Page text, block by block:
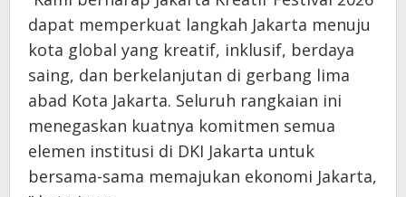
dapat memperkuat langkah Jakarta menuju
kota global yang kreatif, inklusif, berdaya
saing, dan berkelanjutan di gerbang lima
abad Kota Jakarta. Seluruh rangkaian ini
menegaskan kuatnya komitmen semua
elemen institusi di DKI Jakarta untuk
bersama-sama memajukan ekonomi Jakarta,